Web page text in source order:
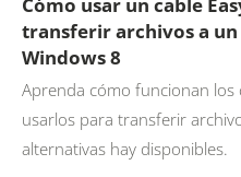
transferir archivos a
Windows 8
Aprenda cómo funcionan los
usarlos para transferir
alternativas hay disponibles.